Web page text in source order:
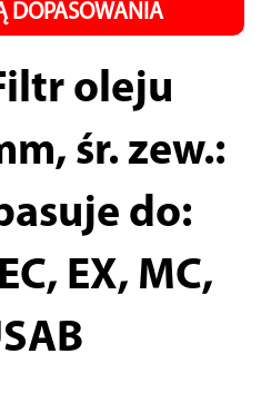
DOPASOWANIA
oleju
śr. zew.:
do:
EX, MC,